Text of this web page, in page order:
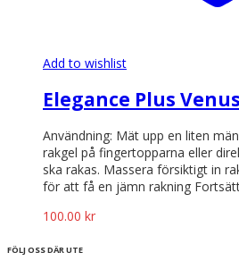
Add to wishlist
Elegance Plus
Användning: Mät upp en liten
rakgel på fingertopparna eller
ska rakas. Massera försiktigt in
för att få en jämn rakning
100.00 kr
FÖLJ OSS DÄR UTE